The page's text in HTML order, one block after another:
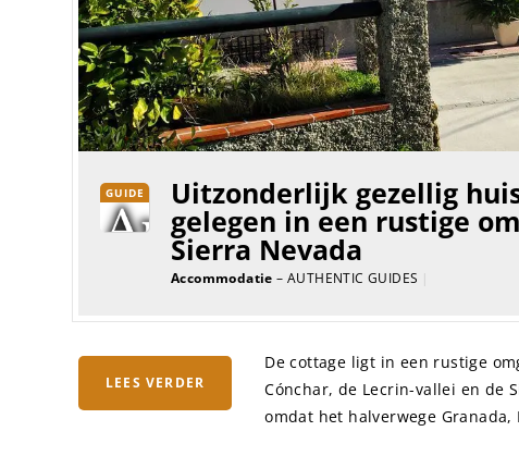
GUIDE Uitzonderlijk gezellig
gelegen in een rustige
Sierra Nevada
Accommodatie – AUTHENTIC GUIDES |
LEES VERDER
De cottage ligt in een rustige
Cónchar, de Lecrin-vallei en de
omdat het halverwege